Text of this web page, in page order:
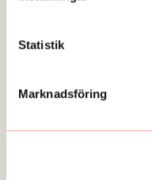
Statistik
Marknadsföring